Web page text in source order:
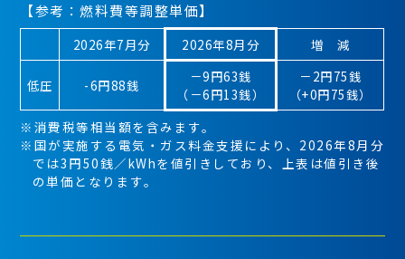
【参考：燃料費等調整単価】
2026年7月分 2026年8月分 増 減
低圧 -6円88銭
－9円63銭
（－6円13銭）
－2円75銭
（+0円75銭）
※消費税等相当額を含みます。
※国が実施する電気・ガス料金支援により、2026年8月分
では3円50銭／kWhを値引きしており、上表は値引き後
の単価となります。